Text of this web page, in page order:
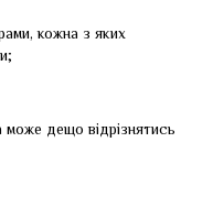
кожна з яких
дещо відрізнятись